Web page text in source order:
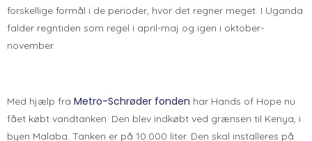
forskellige formål i de perioder, hvor det regner meget. I Uganda
falder regntiden som regel i april-maj og igen i oktober-
november.
Med hjælp fra Metro-Schrøder fonden har Hands of Hope nu
fået købt vandtanken. Den blev indkøbt ved grænsen til Kenya, i
byen Malaba. Tanken er på 10.000 liter. Den skal installeres på